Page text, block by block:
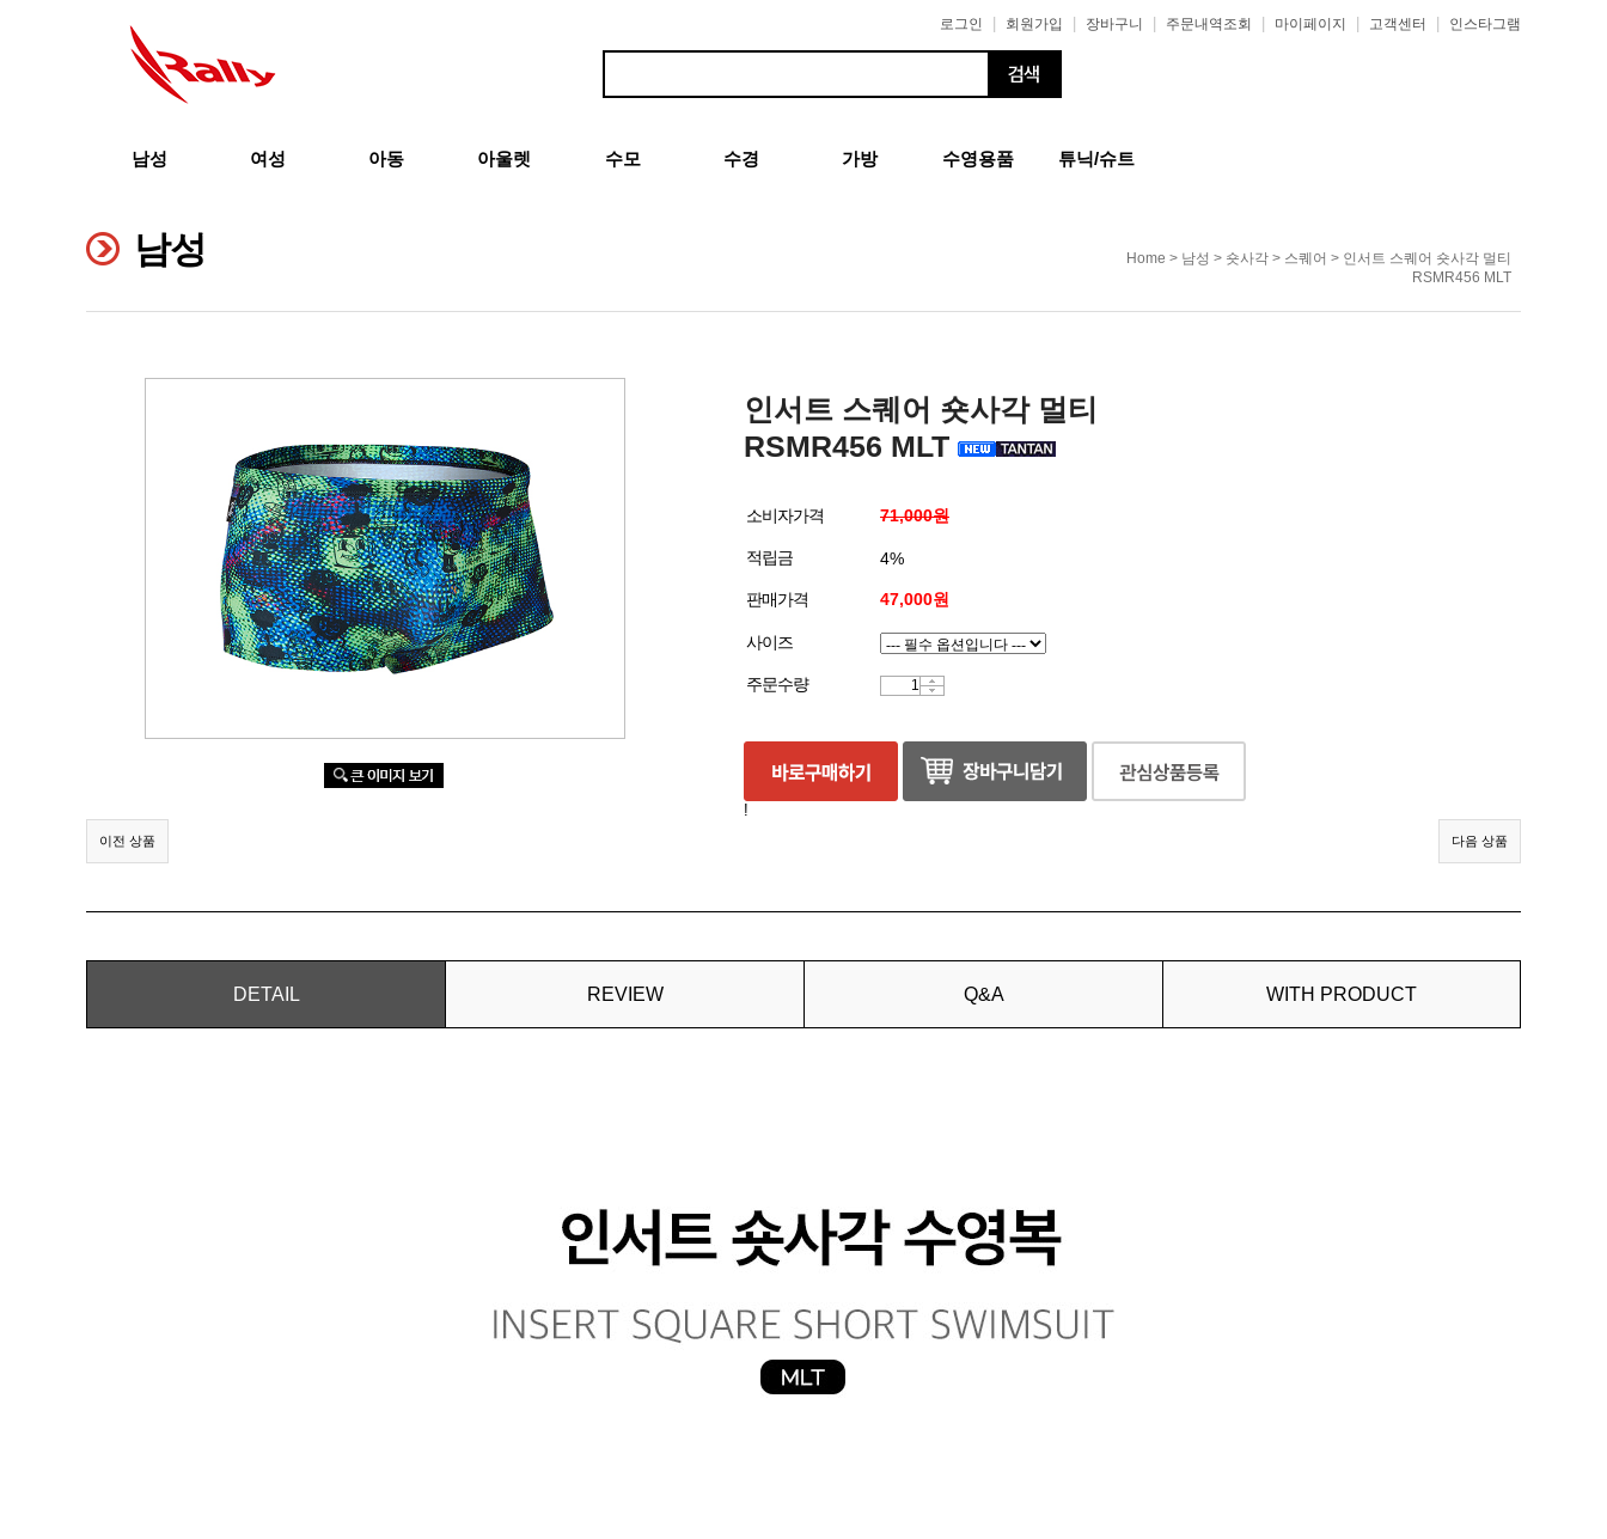
로그인 회원가입 장바구니 주문내역조회 마이페이지 고객센터 인스타그램
남성 여성 아동 아울렛 수모 수경 가방 수영용품 튜닉/슈트
남성 Home > 남성 > 숏사각 > 스퀘어 > 인서트 스퀘어 숏사각 멀티
RSMR456 MLT
인서트 스퀘어 숏사각 멀티
RSMR456 MLT
소비자가격 71,000원
적립금 4%
판매가격 47,000원
사이즈
주문수량
!
이전 상품 다음 상품
DETAIL REVIEW Q&A WITH PRODUCT